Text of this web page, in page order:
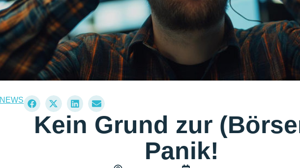
NEWS
Kein Grund zur
Panik!